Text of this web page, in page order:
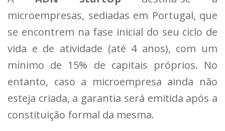
microempresas, sediadas em Portugal, que
se encontrem na fase inicial do seu ciclo de
vida e de atividade (até 4 anos), com um
mínimo de 15% de capitais próprios. No
entanto, caso a microempresa ainda não
esteja criada, a garantia será emitida após a
constituição formal da mesma.